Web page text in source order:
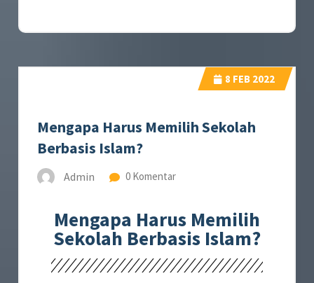
Mengapa Harus Memilih Sekolah
Berbasis Islam?
8 FEB 2022
Admin 0 Komentar
Mengapa Harus Memilih
Sekolah Berbasis Islam?